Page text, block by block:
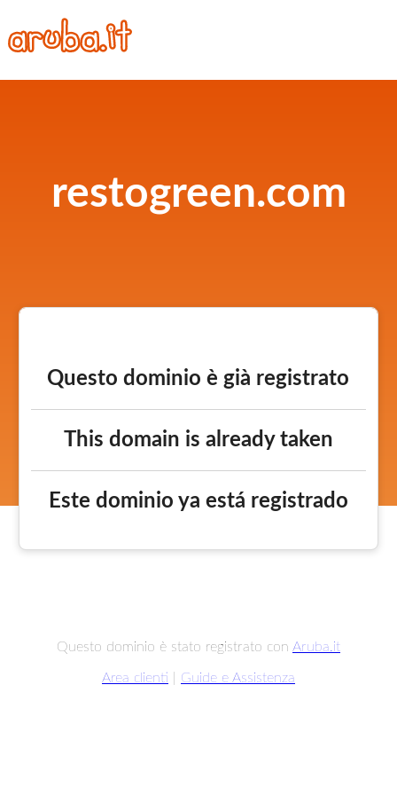
restogreen.com
Questo dominio è già registrato
This domain is already taken
Este dominio ya está registrado
Questo dominio è stato registrato con Aruba.it
Area clienti Guide e Assistenza